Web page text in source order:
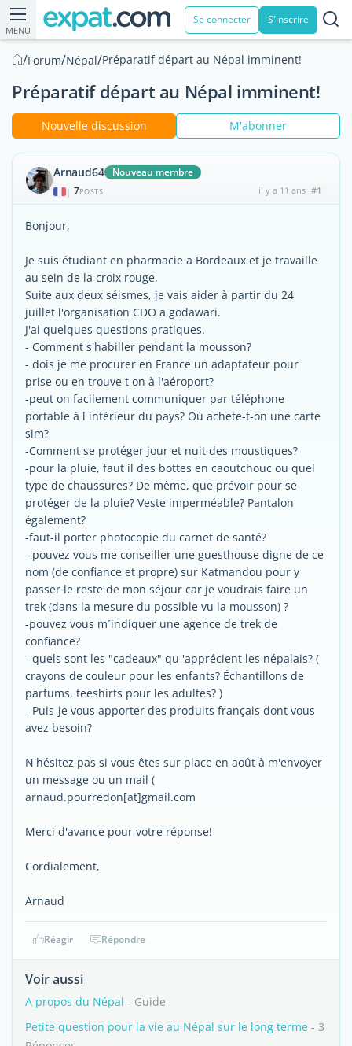
MENU
Se connecter S'inscrire
/Forum/Népal/Préparatif départ au Népal imminent!
Préparatif départ au Népal imminent!
Nouvelle discussion M'abonner
Arnaud64 Nouveau membre
| 7POSTS il y a 11 ans #1
Bonjour,
Je suis étudiant en pharmacie a Bordeaux et je travaille
au sein de la croix rouge.
Suite aux deux séismes, je vais aider à partir du 24
juillet l'organisation CDO a godawari.
J'ai quelques questions pratiques.
- Comment s'habiller pendant la mousson?
- dois je me procurer en France un adaptateur pour
prise ou en trouve t on à l'aéroport?
-peut on facilement communiquer par téléphone
portable à l intérieur du pays? Où achete-t-on une carte
sim?
-Comment se protéger jour et nuit des moustiques?
-pour la pluie, faut il des bottes en caoutchouc ou quel
type de chaussures? De même, que prévoir pour se
protéger de la pluie? Veste imperméable? Pantalon
également?
-faut-il porter photocopie du carnet de santé?
- pouvez vous me conseiller une guesthouse digne de ce
nom (de confiance et propre) sur Katmandou pour y
passer le reste de mon séjour car je voudrais faire un
trek (dans la mesure du possible vu la mousson) ?
-pouvez vous m´indiquer une agence de trek de
confiance?
- quels sont les "cadeaux" qu 'apprécient les népalais? (
crayons de couleur pour les enfants? Échantillons de
parfums, teeshirts pour les adultes? )
- Puis-je vous apporter des produits français dont vous
avez besoin?
N'hésitez pas si vous êtes sur place en août à m'envoyer
un message ou un mail (
arnaud.pourredon[at]gmail.com
Merci d'avance pour votre réponse!
Cordialement,
Arnaud
Réagir Répondre
Voir aussi
A propos du Népal - Guide
Petite question pour la vie au Népal sur le long terme - 3